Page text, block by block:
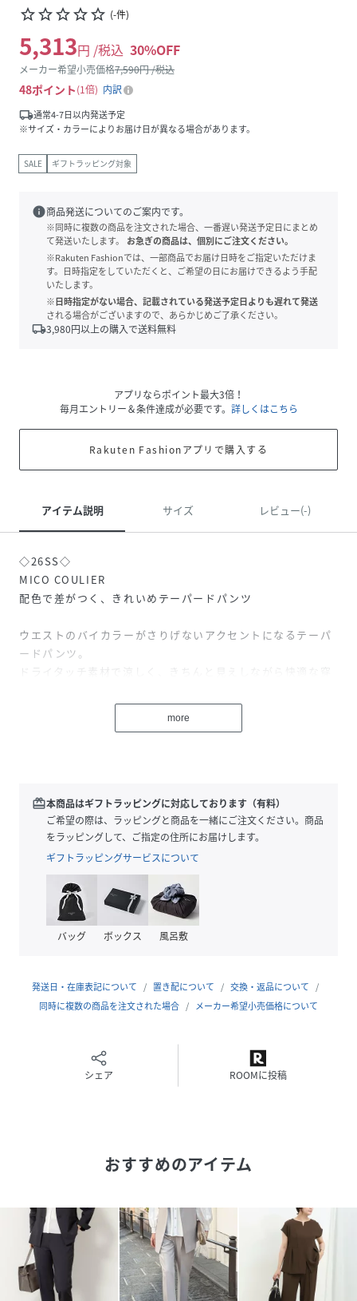
star_borderstar_borderstar_borderstar_borderstar_border (-件)
5,313円 /税込 30%OFF
メーカー希望小売価格7,590円 /税込
48ポイント 1倍
内訳
local_shipping通常4-7日以内発送予定
※サイズ・カラーによりお届け日が異なる場合があります。
SALE ギフトラッピング対象
info商品発送についてのご案内です。
※同時に複数の商品を注文された場合、一番遅い発送予定日にまとめ
て発送いたします。
お急ぎの商品は、個別にご注文ください。
※Rakuten Fashionでは、一部商品でお届け日時をご指定いただけま
す。日時指定をしていただくと、ご希望の日にお届けできるよう手配
いたします。
※日時指定がない場合、記載されている発送予定日よりも遅れて発送
される場合がございますので、あらかじめご了承ください。
local_shipping3,980円以上の購入で送料無料
アプリならポイント最大3倍！
毎月エントリー＆条件達成が必要です。 詳しくはこちら
Rakuten Fashionアプリで購入する
アイテム説明 サイズ レビュー(-)
◇26SS◇
MICO COULIER
配色で差がつく、きれいめテーパードパンツ
ウエストのバイカラーがさりげないアクセントになるテーパ
ードパンツ。
ドライタッチ素材で涼しく、きちんと見えしながら快適な穿
・ストレッチ入りで動きやすく快適
・ウエスト後ろゴムでラクなフィット感
・きちんと見えしながらストレスフリーな着用感
・シワになりにくくイージーケアで扱いやすい
・きれいめスタイルや通勤コーデにおすすめの一本
----------------------------------------------------------
透け感：グレイッシュベージュ：若干あり、ネイビー：なし
光沢感：なし
生地の厚さ：薄手
●お取扱い上のご注意●
って見える場合があります。商品の色味は、スタジオ撮影の
ておりますが、お客様がご利用のモニターの設定及び特性に
より、実際の商品と比較し色味に若干の誤差が生じる場合が
あります。
※製品洗い加工の商品は、多少の歪み、シワなどが見られた
り、風合いやサイズ等が1枚1枚異なります。汗や雨等で濡れ
more
redeem本商品はギフトラッピングに対応しております（有料）
ご希望の際は、ラッピングと商品を一緒にご注文ください。商品
をラッピングして、ご指定の住所にお届けします。
ギフトラッピングサービスについて
バッグ ボックス 風呂敷
発送日・在庫表記について 置き配について
交換・返品について
同時に複数の商品を注文された場合
メーカー希望小売価格について
シェア ROOMに投稿
おすすめのアイテム